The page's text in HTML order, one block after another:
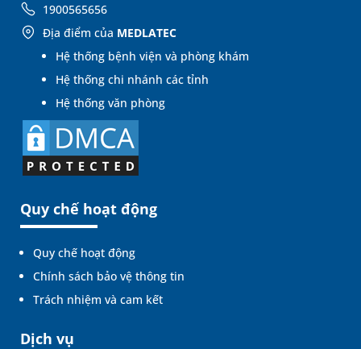
1900565656
Địa điểm của MEDLATEC
Hệ thống bệnh viện và phòng khám
Hệ thống chi nhánh các tỉnh
Hệ thống văn phòng
Quy chế hoạt động
Quy chế hoạt động
Chính sách bảo vệ thông tin
Trách nhiệm và cam kết
Dịch vụ